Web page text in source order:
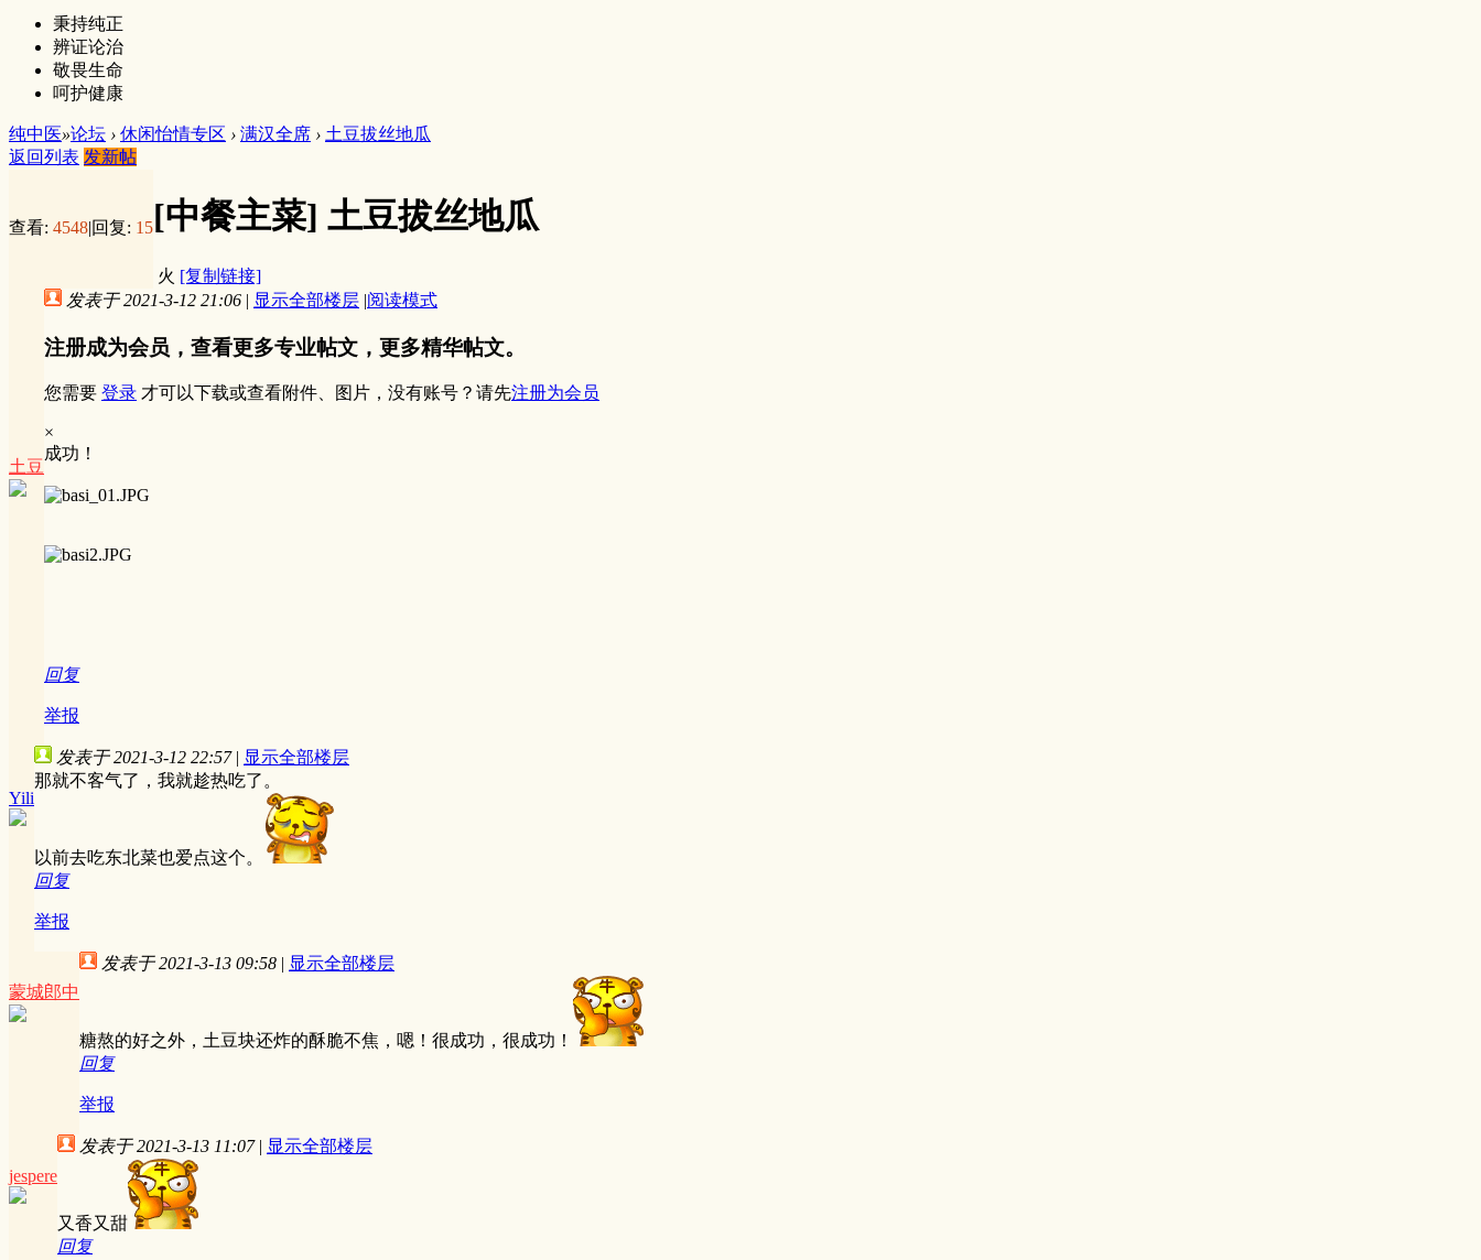
秉持纯正
辨证论治
敬畏生命
呵护健康
纯中医»论坛 › 休闲怡情专区 › 满汉全席 › 土豆拔丝地瓜
返回列表 发新帖
查看: 4548|回复: 15[中餐主菜] 土豆拔丝地瓜
火 [复制链接]
土豆
发表于 2021-3-12 21:06 | 显示全部楼层 |阅读模式
注册成为会员，查看更多专业帖文，更多精华帖文。
您需要 登录 才可以下载或查看附件、图片，没有账号？请先注册为会员
×
成功！
回复
举报
Yili
发表于 2021-3-12 22:57 | 显示全部楼层
那就不客气了，我就趁热吃了。
以前去吃东北菜也爱点这个。
回复
举报
蒙城郎中
发表于 2021-3-13 09:58 | 显示全部楼层
糖熬的好之外，土豆块还炸的酥脆不焦，嗯！很成功，很成功！
回复
举报
jespere
发表于 2021-3-13 11:07 | 显示全部楼层
又香又甜
回复